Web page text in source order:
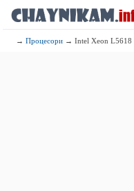
→Процесори → Intel Xeon L5618